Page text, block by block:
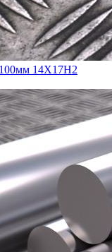
14Х17Н2